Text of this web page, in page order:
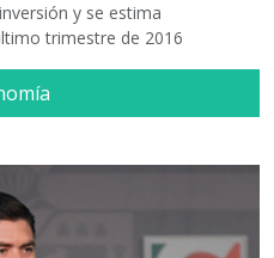
y se estima
trimestre de 2016